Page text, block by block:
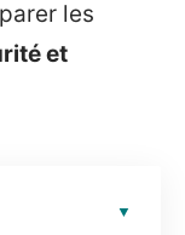
les
et